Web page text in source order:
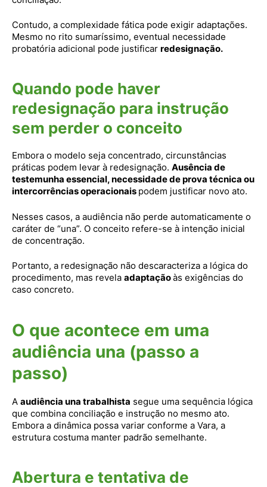
Contudo, a complexidade fática pode exigir adaptações.
Mesmo no rito sumaríssimo, eventual necessidade
probatória adicional pode justificar redesignação.
Quando pode haver
redesignação para instrução
sem perder o conceito
Embora o modelo seja concentrado, circunstâncias
práticas podem levar à redesignação. Ausência de
testemunha essencial, necessidade de prova técnica ou
intercorrências operacionais podem justificar novo ato.
Nesses casos, a audiência não perde automaticamente o
caráter de “una”. O conceito refere-se à intenção inicial
de concentração.
Portanto, a redesignação não descaracteriza a lógica do
procedimento, mas revela adaptaçãoàs exigências do
caso concreto.
O que acontece em uma
audiência una (passo a
passo)
A audiência una trabalhista segue uma sequência lógica
que combina conciliação e instrução no mesmo ato.
Embora a dinâmica possa variar conforme a Vara, a
estrutura costuma manter padrão semelhante.
Abertura e tentativa de